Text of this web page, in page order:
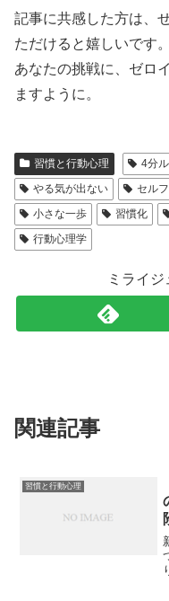
記事に共感した方は、
ただけると嬉しいです。
あなたの挑戦に、ゼロ
ますように。
習慣と行動心理 4分
やる気が出ない
セル
小さな一歩
習慣化
行動心理学
ミライ
関連記事
習慣と行動心理